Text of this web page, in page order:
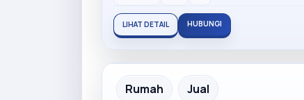
LIHAT DETAIL HUBUNGI
Partner Ad
Rumah Jual